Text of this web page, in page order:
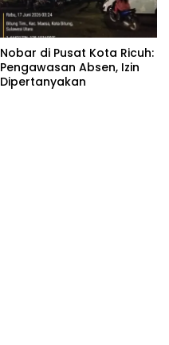
Nobar di Pusat Kota Ricuh:
Pengawasan Absen, Izin
Dipertanyakan